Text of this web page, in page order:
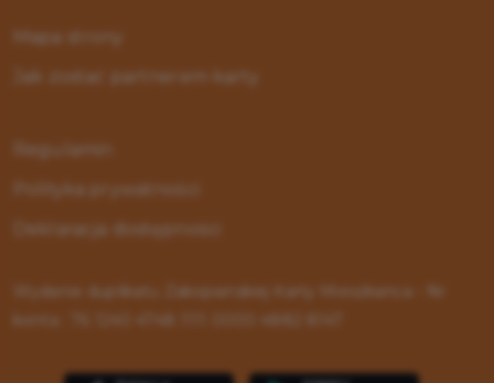
Mapa strony
Jak zostać partnerem karty
Regulamin
Polityka prywatności
Deklaracja dostępności
Wydanie duplikatu Zakopiańskiej Karty Mieszkańca - Nr